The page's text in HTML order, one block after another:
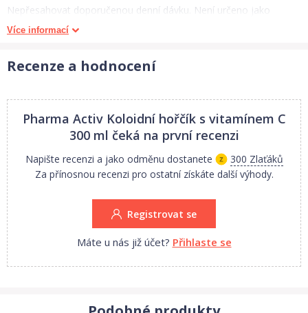
Nepřesahovat doporučenou denní dávku. Není určeno jako
náhrada pestré stravy. Vhodné pro děti od 3 let. Nevhodné pro
produktu. Výrobek je vhodný pro vegetariány a
denní dávku - 5 ml): Aktívní složky: Voda, kyselina citrónová (Acid
Citrid) 340mg, kyselina L-askorbová (vitamín C, Acid Ascorbic)
210mg (262 %*), Horčík/Hořčík Mg (chlorid hořečnatý) 166mg (44
%*), aróma: malina 20mg. Přísady: sladidlo: ...
Více informací
Recenze a hodnocení
Pharma Activ Koloidní hořčík s vitamínem C
300 ml čeká na první recenzi
Napište recenzi a jako odměnu dostanete
300 Zlaťáků
Za přínosnou recenzi pro ostatní získáte další výhody.
Registrovat se
Máte u nás již účet? Přihlaste se